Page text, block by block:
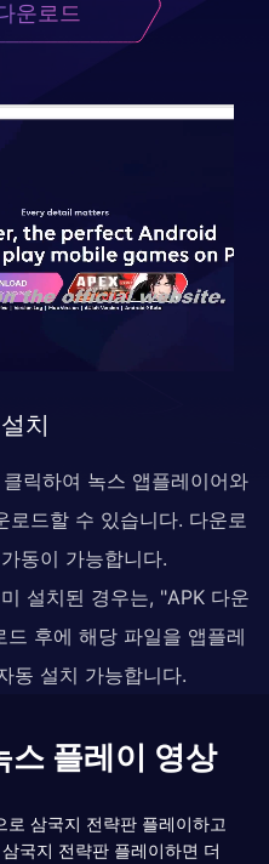
운로드
치
릭하여 녹스 앱플레이어와
로드할 수 있습니다. 다운로
동이 가능합니다.
설치된 경우는, "APK 다운
후에 해당 파일을 앱플레
동 설치 가능합니다.
스 플레이 영상
삼국지 전략판 플레이하고
국지 전략판 플레이하면 더